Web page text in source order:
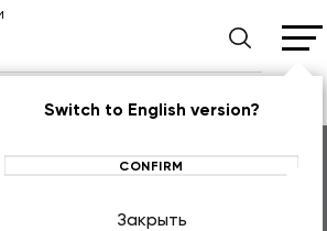
Switch to English version?
CONFIRM
Закрыть